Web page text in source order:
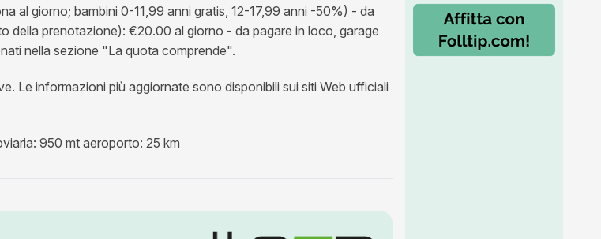
al giorno; bambini 0-11,99 anni gratis, 12-17,99 anni -50%) - da
della prenotazione): €20.00 al giorno - da pagare in loco, garage
nella sezione "La quota comprende".
Le informazioni più aggiornate sono disponibili sui siti Web ufficiali
950 mt aeroporto: 25 km